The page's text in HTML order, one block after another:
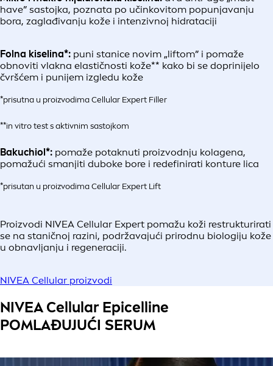
have” sastojka, poznata po učinkovitom popunjavanju
bora, zaglađivanju kože i intenzivnoj hidrataciji
Folna kiselina*: puni stanice novim „liftom” i pomaže
obnoviti vlakna elastičnosti kože** kako bi se doprinijelo
čvršćem i punijem izgledu kože
*prisutna u proizvodima Cellular Expert Filler
**in vitro test s aktivnim sastojkom
Bakuchiol*: pomaže potaknuti proizvodnju kolagena,
pomažući smanjiti duboke bore i redefinirati konture lica
*prisutan u proizvodima Cellular Expert Lift
Proizvodi NIVEA Cellular Expert pomažu koži restrukturirati
se na staničnoj razini, podržavajući prirodnu biologiju kože
u obnavljanju i regeneraciji.
NIVEA Cellular proizvodi
NIVEA Cellular Epicelline
POMLAĐUJUĆI SERUM